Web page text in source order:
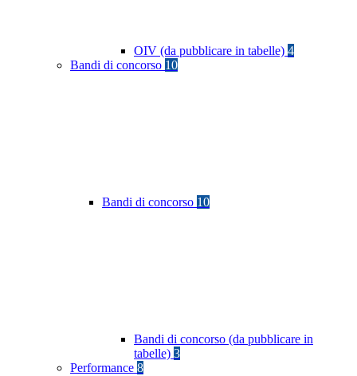
OIV (da pubblicare in tabelle) 4
Bandi di concorso 10
Bandi di concorso 10
Bandi di concorso (da pubblicare in
tabelle) 3
Performance 8